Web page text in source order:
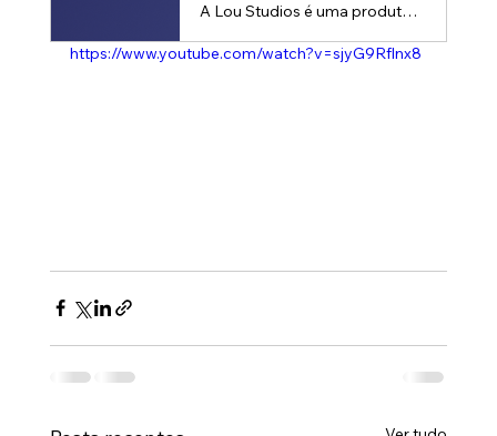
A Lou Studios é uma produtora de vídeos, especializada em motion design, animação 2D e 3D. Temos o vídeo certo para suas redes sociais!
https://www.youtube.com/watch?v=sjyG9Rflnx8